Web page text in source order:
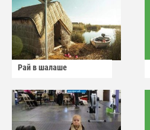
Рай в шалаше